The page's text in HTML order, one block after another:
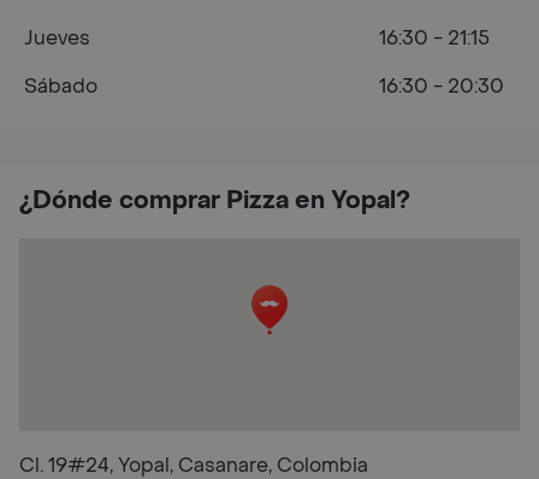
¿Dónde comprar Pizza en Yopal?
Cl. 19#24, Yopal, Casanare, Colombia
Jueves
16:30 - 21:15
Sábado
16:30 - 20:30